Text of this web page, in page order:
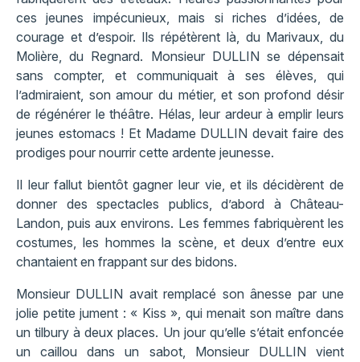
ces jeunes impécunieux, mais si riches d’idées, de
courage et d’espoir. Ils répétèrent là, du Marivaux, du
Molière, du Regnard. Monsieur DULLIN se dépensait
sans compter, et communiquait à ses élèves, qui
l’admiraient, son amour du métier, et son profond désir
de régénérer le théâtre. Hélas, leur ardeur à emplir leurs
jeunes estomacs ! Et Madame DULLIN devait faire des
prodiges pour nourrir cette ardente jeunesse.
Il leur fallut bientôt gagner leur vie, et ils décidèrent de
donner des spectacles publics, d’abord à Château-
Landon, puis aux environs. Les femmes fabriquèrent les
costumes, les hommes la scène, et deux d’entre eux
chantaient en frappant sur des bidons.
Monsieur DULLIN avait remplacé son ânesse par une
jolie petite jument : « Kiss », qui menait son maître dans
un tilbury à deux places. Un jour qu’elle s’était enfoncée
un caillou dans un sabot, Monsieur DULLIN vient